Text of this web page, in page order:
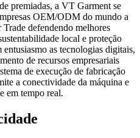
premiadas, a VT Garment se
OEM/ODM do mundo a
defendendo melhores
local e proteção
as tecnologias digitais,
de recursos empresariais
de execução de fabricação
a conectividade da máquina e
em tempo real.